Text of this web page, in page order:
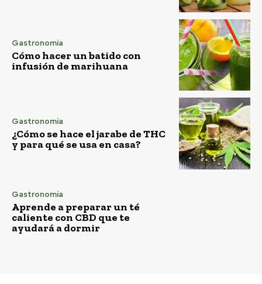
Gastronomía
Cómo hacer un batido con
infusión de marihuana
Gastronomía
¿Cómo se hace el jarabe de THC
y para qué se usa en casa?
Gastronomía
Aprende a preparar un té
caliente con CBD que te
ayudará a dormir